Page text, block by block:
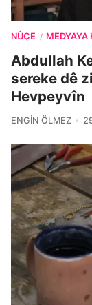
NÛÇE / MEDYAYA
Abdullah
sereke dê
Hevpeyvîn
ENGIN ÖLMEZ